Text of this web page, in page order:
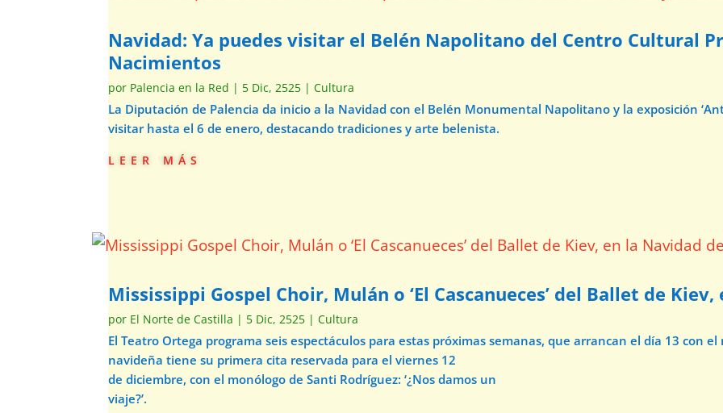
Navidad: Ya puedes visitar el Belén Napolitano del Centro Cultural
Nacimientos
por Palencia en la Red | 5 Dic, 2525 |Cultura
La Diputación de Palencia da inicio a la Navidad con el Belén Monumental Napolitano y la exposición
visitar hasta el 6 de enero, destacando tradiciones y arte belenista.
leer más
Mississippi Gospel Choir, Mulán o ‘El Cascanueces’ del Ballet de
por El Norte de Castilla | 5 Dic, 2525 |Cultura
El Teatro Ortega programa seis espectáculos para estas próximas semanas, que arrancan el día 13 con
navideña tiene su primera cita reservada para el viernes 12
de diciembre, con el monólogo de Santi Rodríguez: ‘¿Nos damos un
viaje?’.